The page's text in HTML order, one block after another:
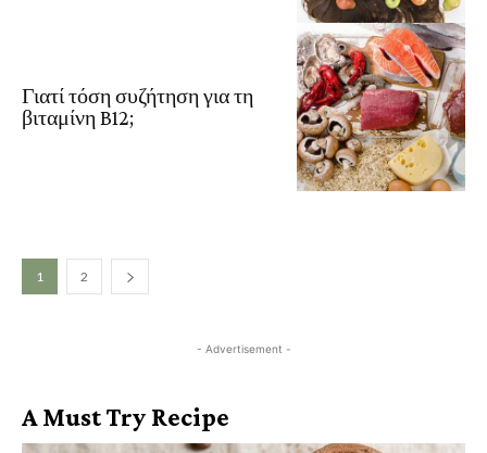
Γιατί τόση συζήτηση για τη
βιταμίνη B12;
1 2
- Advertisement -
A Must Try Recipe